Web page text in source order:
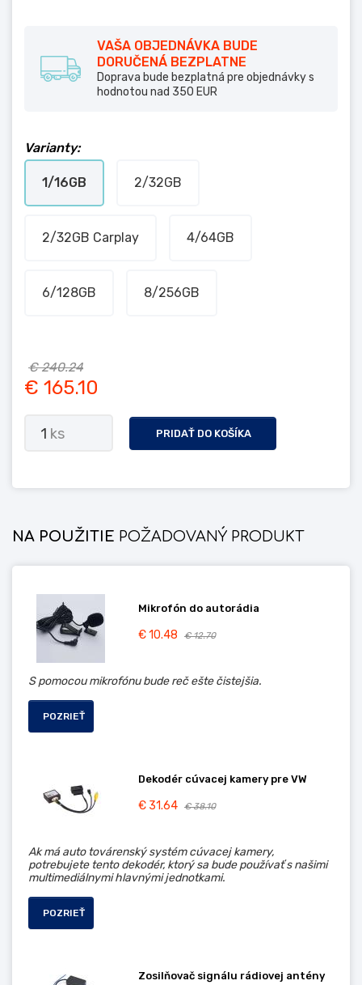
VAŠA OBJEDNÁVKA BUDE
DORUČENÁ BEZPLATNE
Doprava bude bezplatná pre objednávky s
hodnotou nad 350 EUR
Varianty:
1/16GB 2/32GB
2/32GB Carplay 4/64GB
6/128GB 8/256GB
€ 240.24
€ 165.10
1 ks PRIDAŤ DO KOŠÍKA
NA POUŽITIE POŽADOVANÝ PRODUKT
Mikrofón do autorádia
€ 10.48 € 12.70
S pomocou mikrofónu bude reč ešte čistejšia.
POZRIEŤ
Dekodér cúvacej kamery pre VW
€ 31.64 € 38.10
Ak má auto továrenský systém cúvacej kamery,
potrebujete tento dekodér, ktorý sa bude používať s našimi
multimediálnymi hlavnými jednotkami.
POZRIEŤ
Zosilňovač signálu rádiovej antény